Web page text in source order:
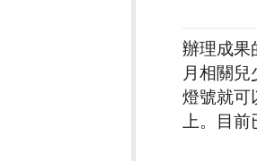
辦理成果
月相關
燈號就可
上。目前